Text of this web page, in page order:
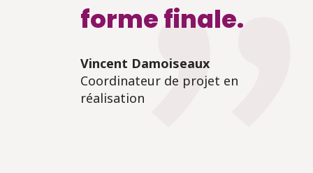
forme finale.
Vincent Damoiseaux
Coordinateur de projet en
réalisation